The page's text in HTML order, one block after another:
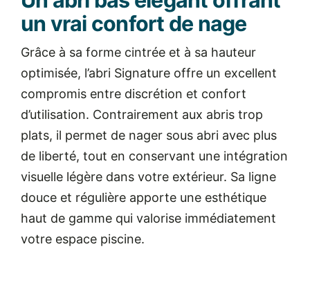
un vrai confort de nage
Grâce à sa forme cintrée et à sa hauteur
optimisée, l’abri Signature offre un excellent
compromis entre discrétion et confort
d’utilisation. Contrairement aux abris trop
plats, il permet de nager sous abri avec plus
de liberté, tout en conservant une intégration
visuelle légère dans votre extérieur. Sa ligne
douce et régulière apporte une esthétique
haut de gamme qui valorise immédiatement
votre espace piscine.